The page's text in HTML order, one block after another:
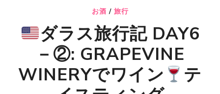
お酒 / 旅行
ダラス旅行記 DAY6
－②: GRAPEVINE
WINERYでワイン
テ